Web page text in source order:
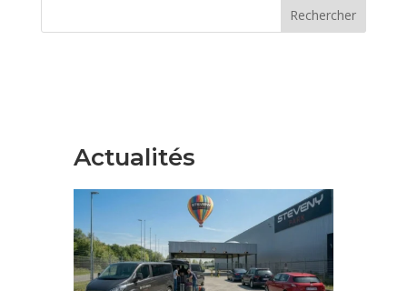
Rechercher
Actualités